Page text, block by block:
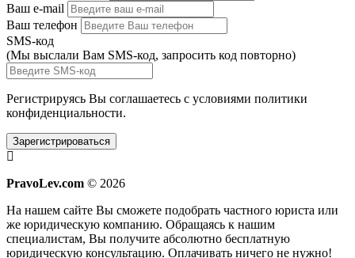
Ваш e-mail
Ваш телефон
SMS-код
(Мы выслали Вам SMS-код, запросить код повторно)
Регистрируясь Вы соглашаетесь с условиями политики
конфиденциальности.
Зарегистрироваться
PravoLev.com © 2026
На нашем сайте Вы сможете подобрать частного юриста или
же юридическую компанию. Обращаясь к нашим
специалистам, Вы получите абсолютно бесплатную
юридическую консультацию. Оплачивать ничего не нужно!